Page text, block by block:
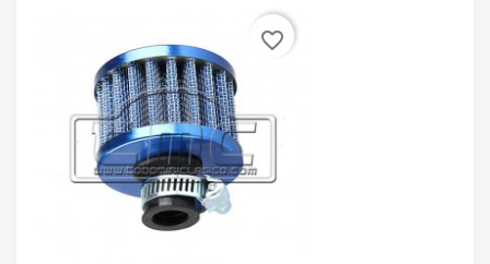
favorite_border